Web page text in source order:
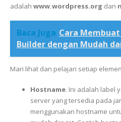
adalah www.wordpress.org dan
Baca Juga Cara
Builder dengan Mudah
Mari lihat dan pelajari setiap
Hostname. Ini adalah label
server yang tersedia pada
menggunakan hostname